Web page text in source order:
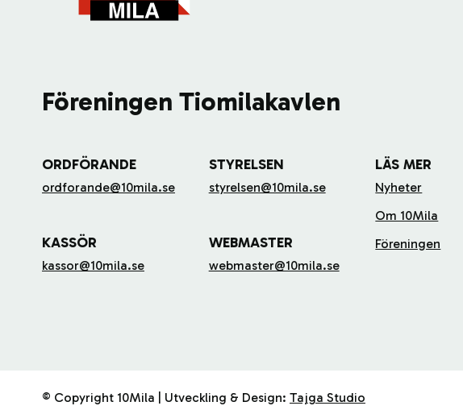
Föreningen Tiomilakavlen
ORDFÖRANDE
ordforande@10mila.se
KASSÖR
kassor@10mila.se
STYRELSEN
styrelsen@10mila.se
WEBMASTER
webmaster@10mila.se
LÄS MER
Nyheter
Om 10Mila
Föreningen
© Copyright 10Mila | Utveckling & Design: Tajga Studio